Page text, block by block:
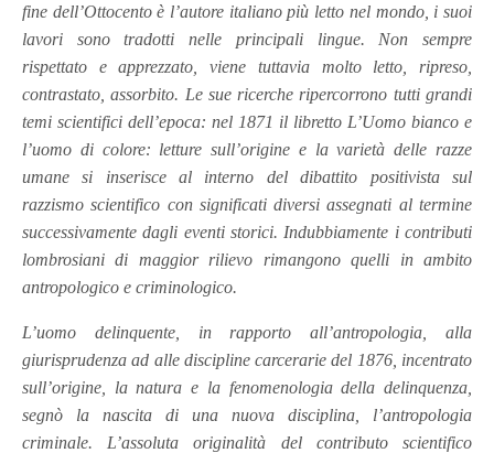
fine dell’Ottocento è l’autore italiano più letto nel mondo, i suoi
lavori sono tradotti nelle principali lingue. Non sempre
rispettato e apprezzato, viene tuttavia molto letto, ripreso,
contrastato, assorbito. Le sue ricerche ripercorrono tutti grandi
temi scientifici dell’epoca: nel 1871 il libretto L’Uomo bianco e
l’uomo di colore: letture sull’origine e la varietà delle razze
umane si inserisce al interno del dibattito positivista sul
razzismo scientifico con significati diversi assegnati al termine
successivamente dagli eventi storici. Indubbiamente i contributi
lombrosiani di maggior rilievo rimangono quelli in ambito
antropologico e criminologico.
L’uomo delinquente, in rapporto all’antropologia, alla
giurisprudenza ad alle discipline carcerarie del 1876, incentrato
sull’origine, la natura e la fenomenologia della delinquenza,
segnò la nascita di una nuova disciplina, l’antropologia
criminale. L’assoluta originalità del contributo scientifico